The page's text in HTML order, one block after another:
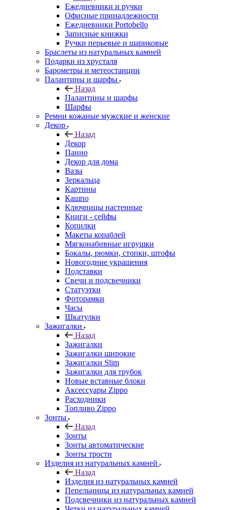
Ежедневники и ручки
Офисные принадлежности
Ежедневники Portobello
Записные книжки
Ручки перьевые и шариковые
Браслеты из натуральных камней
Подарки из хрусталя
Барометры и метеостанции
Палантины и шарфы
Назад
Палантины и шарфы
Шарфы
Ремни кожаные мужские и женские
Декор
Назад
Декор
Панно
Декор для дома
Вазы
Зеркальца
Картины
Кашпо
Ключницы настенные
Книги - сейфы
Копилки
Макеты кораблей
Мягконабивные игрушки
Бокалы, рюмки, стопки, штофы
Новогодние украшения
Подставки
Свечи и подсвечники
Статуэтки
Фоторамки
Часы
Шкатулки
Зажигалки
Назад
Зажигалки
Зажигалки широкие
Зажигалки Slim
Зажигалки для трубок
Новые вставные блоки
Аксессуары Zippo
Расходники
Топливо Zippo
Зонты
Назад
Зонты
Зонты автоматические
Зонты трости
Изделия из натуральных камней
Назад
Изделия из натуральных камней
Пепельницы из натуральных камней
Подсвечники из натуральных камней